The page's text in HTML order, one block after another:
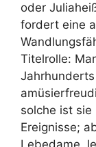
oder
fordert eine
Titelrolle:
solche ist
Ereignisse;
Lebedame,